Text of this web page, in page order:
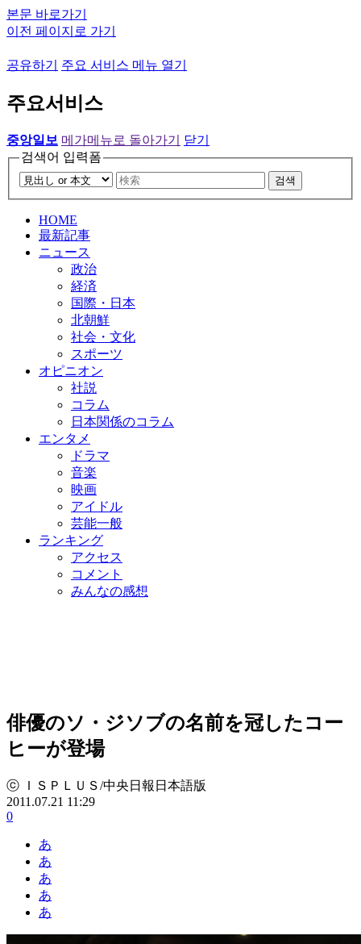
본문 바로가기
이전 페이지로 가기
공유하기 주요 서비스 메뉴 열기
주요서비스
중앙일보 메가메뉴로 돌아가기
닫기
검색어 입력폼
검색
HOME
最新記事
ニュース
政治
経済
国際・日本
北朝鮮
社会・文化
スポーツ
オピニオン
社説
コラム
日本関係のコラム
エンタメ
ドラマ
音楽
映画
アイドル
芸能一般
ランキング
アクセス
コメント
みんなの感想
俳優のソ・ジソブの名前を冠したコー
ヒーが登場
ⓒ ＩＳＰＬＵＳ/中央日報日本語版
2011.07.21 11:29
0
あ
あ
あ
あ
あ